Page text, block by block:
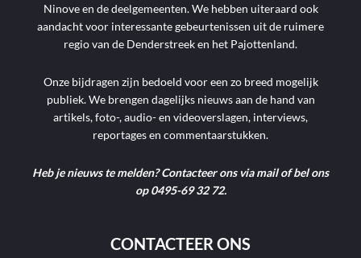
Ninove en de deelgemeenten. We hebben uiteraard ook
aandacht voor interessante gebeurtenissen uit de ruimere
regio van de Denderstreek en het Pajottenland.
Onze bijdragen zijn bedoeld voor een zo breed mogelijk
publiek. We brengen dagelijks nieuws aan de hand van
artikels, foto-, audio- en videoverslagen, interviews,
reportages en commentaarstukken.
Heb je nieuws te melden? Contacteer ons via mail of bel ons
op 0495-69 32 72.
CONTACTEER ONS